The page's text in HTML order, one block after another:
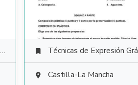
 Técnicas de Expresión Gráfico Plástica
 Castilla-La Mancha